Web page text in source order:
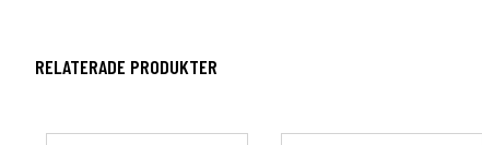
RELATERADE PRODUKTER